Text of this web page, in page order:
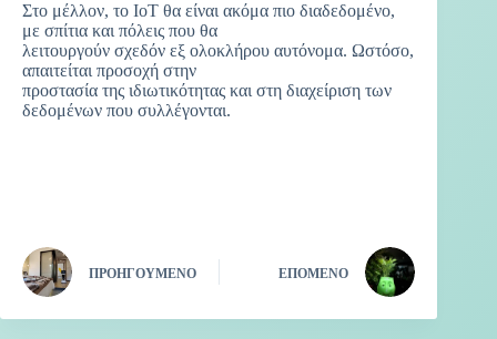
Στο μέλλον, το IoT θα είναι ακόμα πιο διαδεδομένο,
με σπίτια και πόλεις που θα
λειτουργούν σχεδόν εξ ολοκλήρου αυτόνομα. Ωστόσο,
απαιτείται προσοχή στην
προστασία της ιδιωτικότητας και στη διαχείριση των
δεδομένων που συλλέγονται.
ΠΡΟΗΓΟΎΜΕΝΟ ΕΠΌΜΕΝΟ